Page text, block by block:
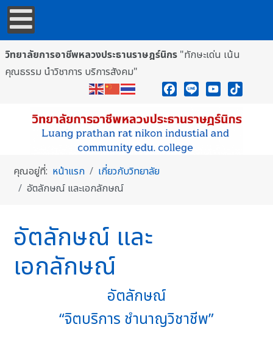
วิทยาลัยการอาชีพหลวงประธานราษฎร์นิกร "ทักษะเด่น เน้น
คุณธรรม นำวิชาการ บริการสังคม"
คุณอยู่ที่: หน้าแรก
เกี่ยวกับวิทยาลัย
อัตลักษณ์ และเอกลักษณ์
อัตลักษณ์ และ
เอกลักษณ์
อัตลักษณ์
“จิตบริการ ชํานาญวิชาชีพ”